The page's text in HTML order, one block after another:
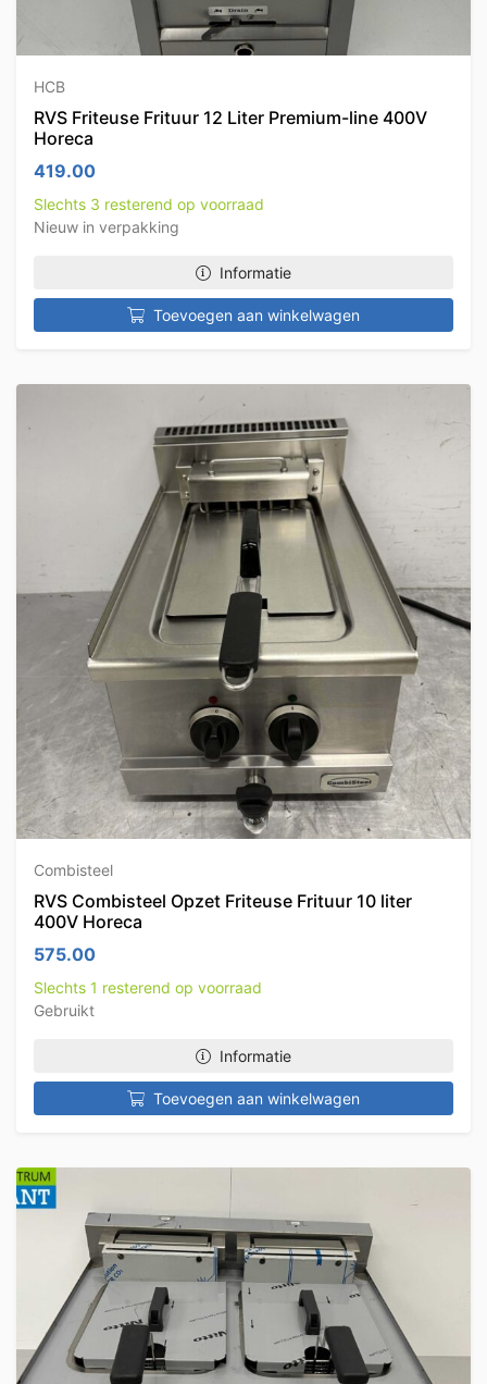
HCB
RVS Friteuse Frituur 12 Liter Premium-line 400V
Horeca
419.00
Slechts 3 resterend op voorraad
Nieuw in verpakking
Informatie
Toevoegen aan winkelwagen
Combisteel
RVS Combisteel Opzet Friteuse Frituur 10 liter
400V Horeca
575.00
Slechts 1 resterend op voorraad
Gebruikt
Informatie
Toevoegen aan winkelwagen